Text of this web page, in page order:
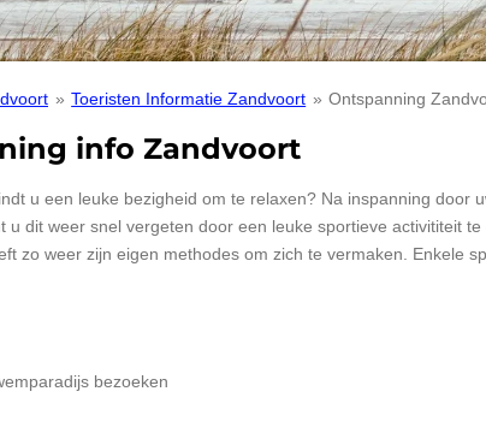
» Toeristen Informatie Zandvoort » Ontspanning
info Zandvoort
u een leuke bezigheid om te relaxen? Na inspanning door
u dit weer snel vergeten door een leuke sportieve activititeit te
zo weer zijn eigen methodes om zich te vermaken. Enkele
bezoeken